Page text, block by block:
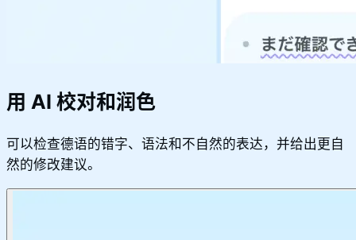
用 AI 校对和润色
可以检查德语的错字、语法和不自然的表达，并给出更自
然的修改建议。